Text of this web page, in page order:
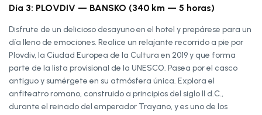
Día 3: PLOVDIV — BANSKO (340 km — 5 horas)
Disfrute de un delicioso desayuno en el hotel y prepárese para un
día lleno de emociones. Realice un relajante recorrido a pie por
Plovdiv, la Ciudad Europea de la Cultura en 2019 y que forma
parte de la lista provisional de la UNESCO. Pasea por el casco
antiguo y sumérgete en su atmósfera única. Explora el
anfiteatro romano, construido a principios del siglo II d.C.,
durante el reinado del emperador Trayano, y es uno de los